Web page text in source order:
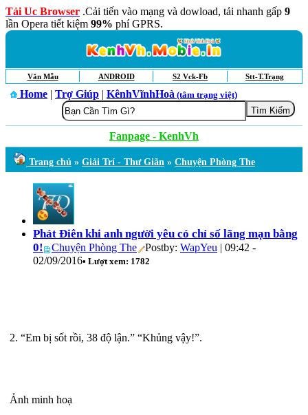
Tải Uc Browser .Cải tiến vào mạng và dowload, tải nhanh gấp 9
lần Opera tiết kiệm 99% phí GPRS.
Văn Mẫu ANDROID S2 Vck-Fb Stt-T.Trạng
Home | Trợ Giúp | KênhVĩnhHoà (tâm trạng việt)
Fanpage - KenhVh
Trang chủ » Giải Trí - Thư Giãn » Chuyện Phòng The
Phát Điên khi anh người yêu có chỉ số lãng mạn bằng
0!
Chuyện Phòng The Postby: WapYeu | 09:42 -
02/09/2016• Lượt xem: 1782
2. “Em bị sốt rồi, 38 độ lận.” “Khủng vậy!”.
Ảnh minh hoạ